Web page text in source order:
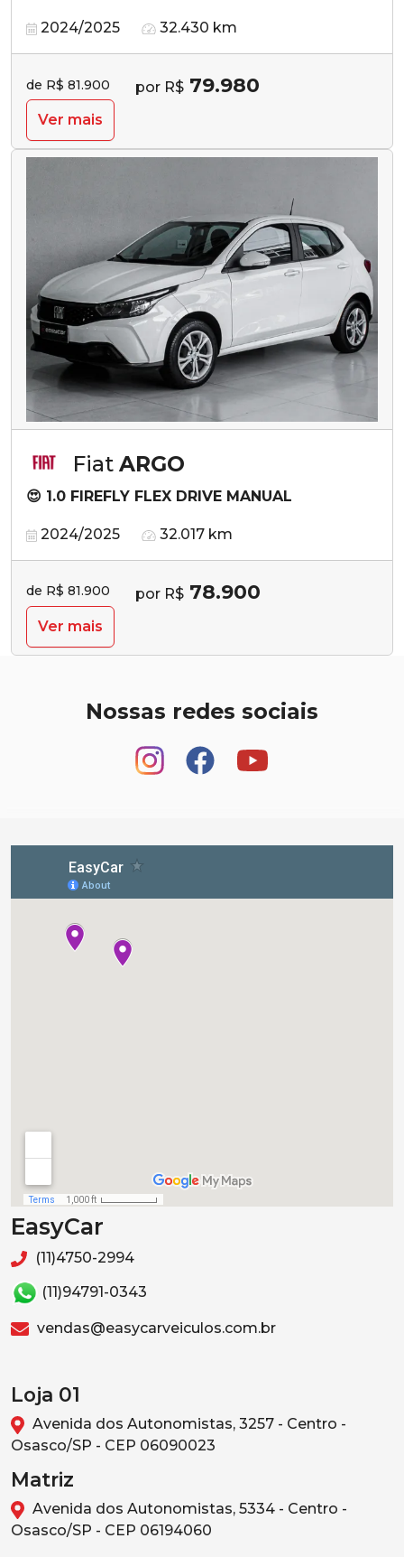
2024/2025 32.430 km
de R$ 81.900 por R$ 79.980
Ver mais
Fiat ARGO
😍 1.0 FIREFLY FLEX DRIVE MANUAL
2024/2025 32.017 km
de R$ 81.900 por R$ 78.900
Ver mais
Nossas redes sociais
EasyCar
(11)4750-2994
(11)94791-0343
vendas@easycarveiculos.com.br
Loja 01
Avenida dos Autonomistas, 3257 - Centro -
Osasco/SP - CEP 06090023
Matriz
Avenida dos Autonomistas, 5334 - Centro -
Osasco/SP - CEP 06194060